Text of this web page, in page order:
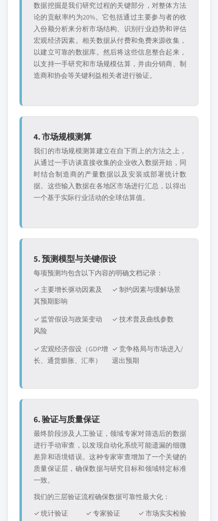
数据挖掘是我们研究过程的关键部分，对整体方法
论的贡献率约为20%。它包括通过主要参与者的收
入份额分析来分析市场结构、识别行业趋势和评估
宏观经济因素。相关数据从付费和免费来源收集，
以建立可靠的数据库。然后将这些信息整合起来，
以支持一手研究和市场规模估算，并由分销商、制
造商和协会等关键利益相关者进行验证。
4. 市场规模测算
我们的市场规模测算建立在自下而上的方法之上，
从通过一手访谈直接收集的企业收入数据开始，同
时结合制造商的产量数据以及安装或部署统计数
据。这些输入数据在各地区市场进行汇总，以得出
一个基于实际行业活动的全球估算值。
5. 预测模型与关键假设
每项预测均包含以下内容的明确文档记录：
✓ 主要增长驱动因素及
其预期影响
✓ 制约因素与缓解场景
✓ 监管假设与政策变动
风险
✓ 技术普及曲线参数
✓ 宏观经济假设（GDP增
长、通货膨胀、汇率）
✓ 竞争格局与市场进入/
退出预期
6. 验证与质量保证
最终阶段涉及人工验证，领域专家对筛选后的数据
进行手动审查，以发现自动化系统可能遗漏的细微
差异和语境错误。这种专家审查增加了一个关键的
质量保证层，确保数据与研究目标和领域特定标准
一致。
我们的三层验证流程确保数据可靠性最大化：
✓ 统计验证
✓ 专家验证 ✓ 市场实实检验